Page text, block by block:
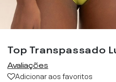
Top Transpassado
Avaliações
Adicionar aos favoritos